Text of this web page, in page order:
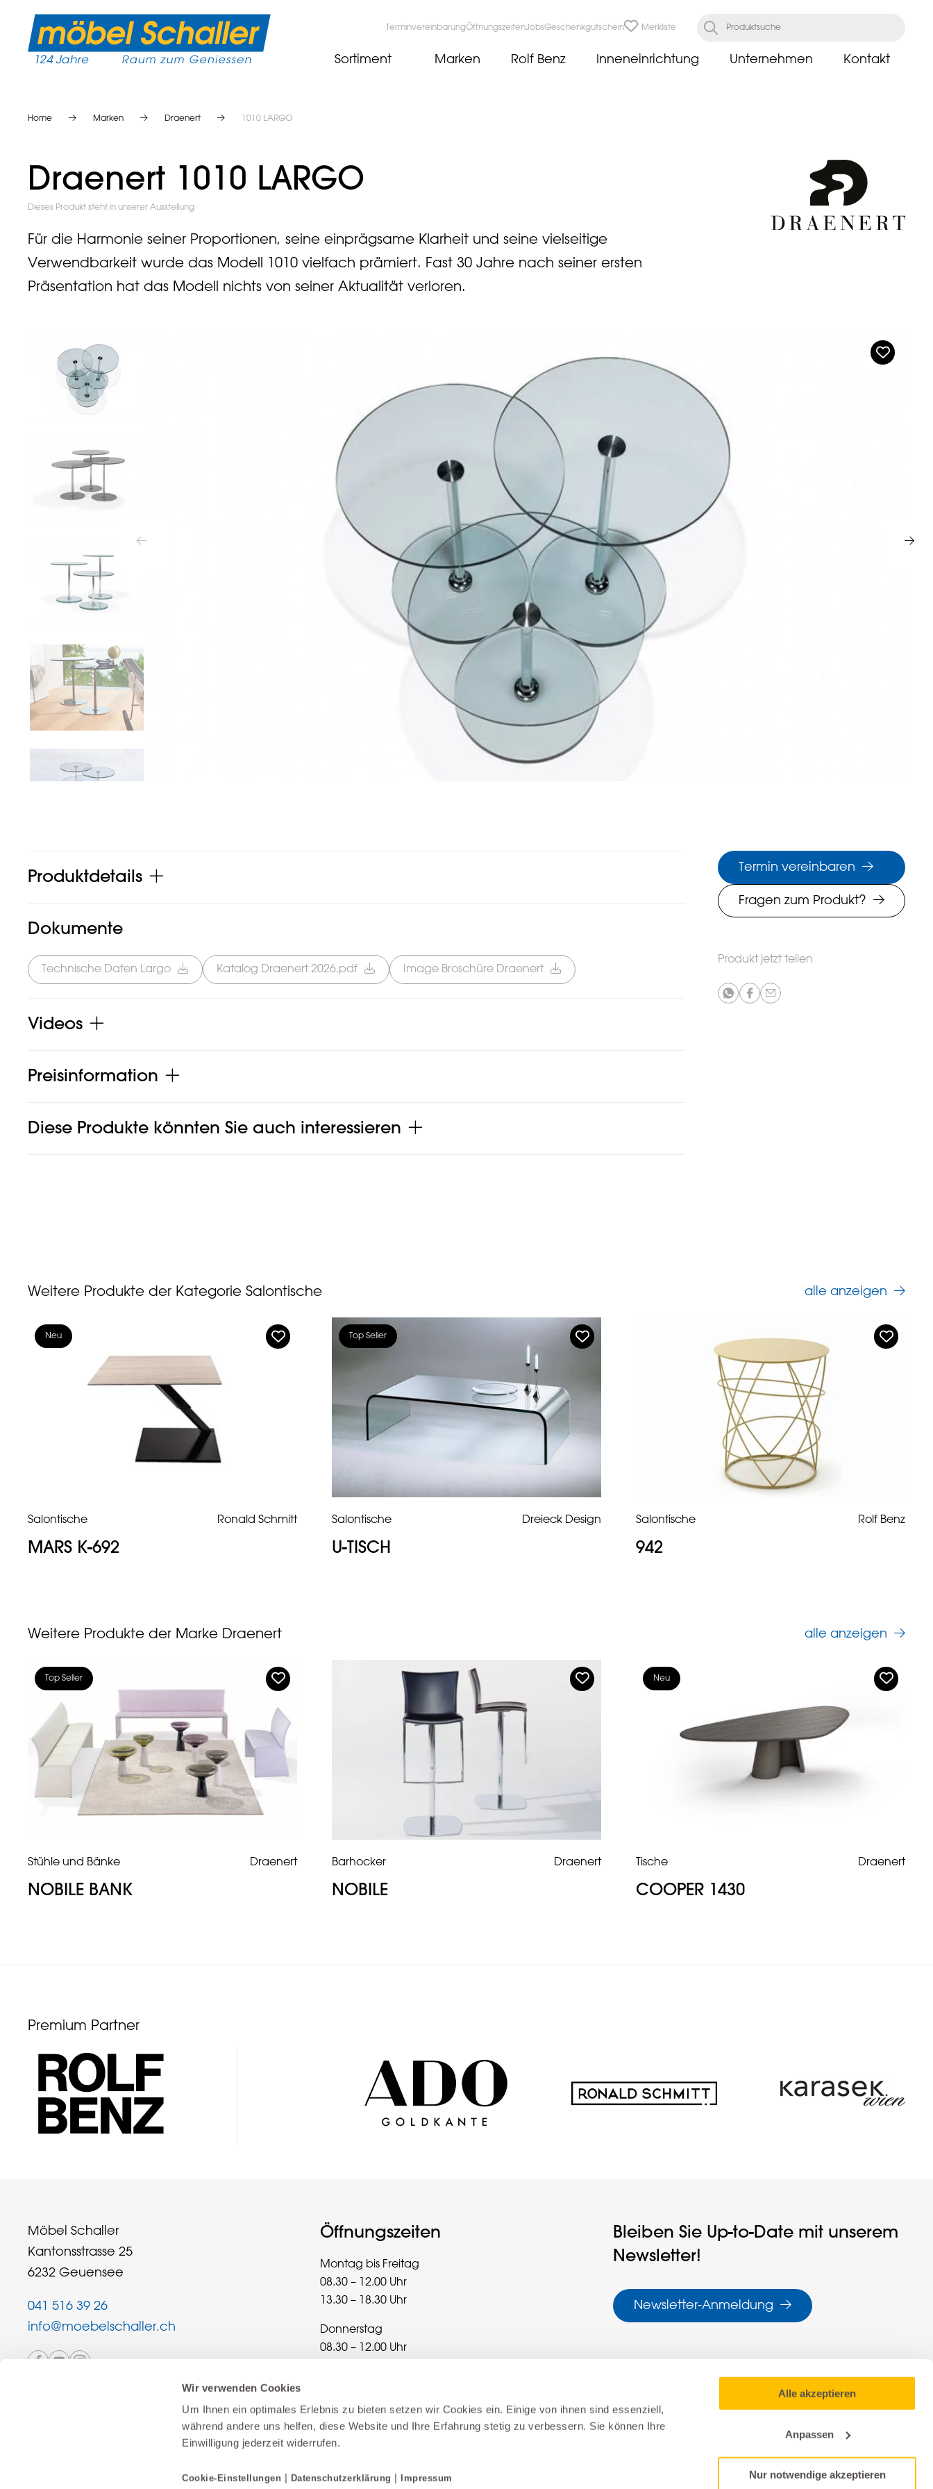
Wir verwenden Cookies
Um Ihnen ein optimales Erlebnis zu bieten setzen wir Cookies ein. Einige von ihnen sind essenziell,
während andere uns helfen, diese Website und Ihre Erfahrung stetig zu verbessern. Sie können Ihre
Einwilligung jederzeit widerrufen.
Cookie-Einstellungen | Datenschutzerklärung | Impressum
Alle akzeptieren
Anpassen
Nur notwendige akzeptieren
TerminvereinbarungÖffnungszeitenJobsGeschenkgutschein Merkliste
Sortiment Marken Rolf Benz Inneneinrichtung Unternehmen Kontakt
Home Marken Draenert 1010 LARGO
Draenert 1010 LARGO
Dieses Produkt steht in unserer Ausstellung
Für die Harmonie seiner Proportionen, seine einprägsame Klarheit und seine vielseitige
Verwendbarkeit wurde das Modell 1010 vielfach prämiert. Fast 30 Jahre nach seiner ersten
Präsentation hat das Modell nichts von seiner Aktualität verloren.
Termin vereinbaren
Fragen zum Produkt?
Produktdetails
Dokumente
Technische Daten Largo Katalog Draenert 2026.pdf Image Broschüre Draenert
Videos
Preisinformation
Diese Produkte könnten Sie auch interessieren
Produkt jetzt teilen
Weitere Produkte der Kategorie Salontische alle anzeigen
Neu
Salontische Ronald Schmitt
MARS K-692
Top Seller
Salontische Dreieck Design
U-TISCH
Salontische Rolf Benz
942
Weitere Produkte der Marke Draenert alle anzeigen
Top Seller
Stühle und Bänke Draenert
NOBILE BANK
Barhocker Draenert
NOBILE
Neu
Tische Draenert
COOPER 1430
Premium Partner
Möbel Schaller
Kantonsstrasse 25
6232 Geuensee
041 516 39 26
info@moebelschaller.ch
Öffnungszeiten
Montag bis Freitag
08.30 – 12.00 Uhr
13.30 – 18.30 Uhr
Donnerstag
08.30 – 12.00 Uhr
08.30 – 16.00 Uhr
Bleiben Sie Up-to-Date mit unserem
Newsletter!
Newsletter-Anmeldung